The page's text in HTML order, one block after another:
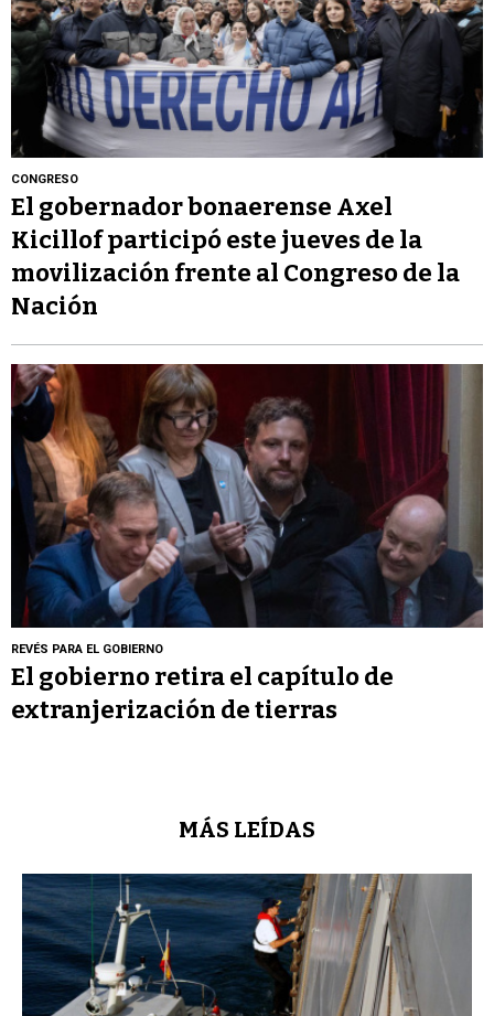
CONGRESO
El gobernador bonaerense Axel
Kicillof participó este jueves de la
movilización frente al Congreso de la
Nación
REVÉS PARA EL GOBIERNO
El gobierno retira el capítulo de
extranjerización de tierras
MÁS LEÍDAS